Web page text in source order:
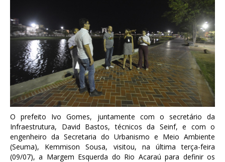
O prefeito Ivo Gomes, juntamente com o secretário da
Infraestrutura, David Bastos, técnicos da Seinf, e com o
engenheiro da Secretaria do Urbanismo e Meio Ambiente
(Seuma), Kemmison Sousa, visitou, na última terça-feira
(09/07), a Margem Esquerda do Rio Acaraú para definir os